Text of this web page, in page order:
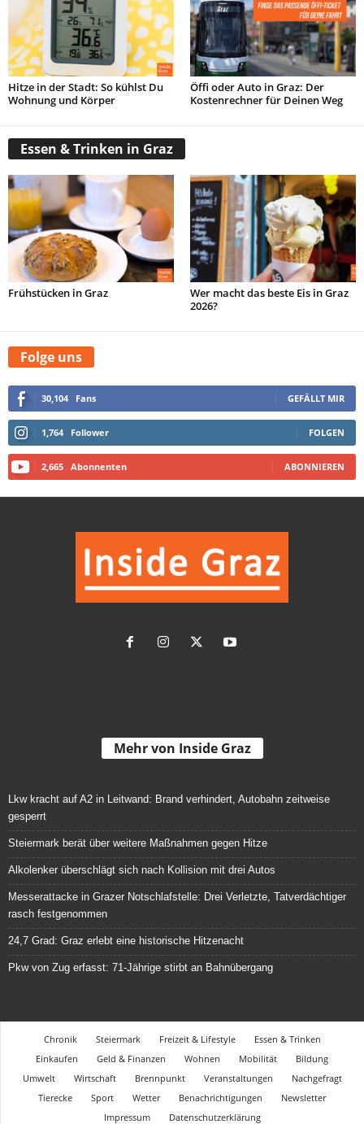
Hitze in der Stadt: So kühlst Du
Wohnung und Körper
Öffi oder Auto in Graz: Der
Kostenrechner für Deinen Weg
Essen & Trinken in Graz
Frühstücken in Graz
Wer macht das beste Eis in Graz
2026?
Folge uns
30,104 Fans GEFÄLLT MIR
1,764 Follower FOLGEN
2,665 Abonnenten ABONNIEREN
Mehr von Inside Graz
Lkw kracht auf A2 in Leitwand: Brand verhindert, Autobahn zeitweise
gesperrt
Steiermark berät über weitere Maßnahmen gegen Hitze
Alkolenker überschlägt sich nach Kollision mit drei Autos
Messerattacke in Grazer Notschlafstelle: Drei Verletzte, Tatverdächtiger
rasch festgenommen
24,7 Grad: Graz erlebt eine historische Hitzenacht
Pkw von Zug erfasst: 71-Jährige stirbt an Bahnübergang
Chronik Steiermark Freizeit & Lifestyle
Essen & Trinken
Einkaufen
Geld & Finanzen Wohnen Mobilität
Bildung
Umwelt
Wirtschaft Brennpunkt Veranstaltungen
Nachgefragt
Tierecke
Sport Wetter Benachrichtigungen
Newsletter
Impressum
Datenschutzerklärung